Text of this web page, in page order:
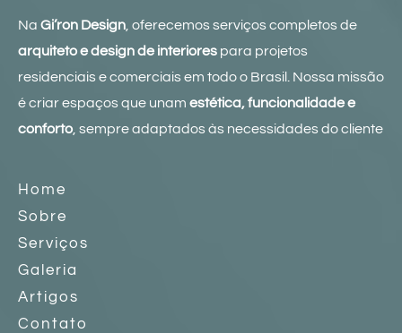
Na Gi’ron Design , oferecemos serviços completos de
arquiteto e design de interiores para projetos
residenciais e comerciais em todo o Brasil. Nossa missão
é criar espaços que unam estética, funcionalidade e
conforto , sempre adaptados às necessidades do cliente
Home
Sobre
Serviços
Galeria
Artigos
Contato